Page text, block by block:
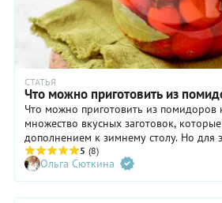
СТАТЬЯ
Что можно приготовить из
Что можно приготовить из помидоров
множество вкусных заготовок,
дополнением к зимнему столу. Но для
какие помидоры лучше подходят для
под рукой проверенные рецепты.
станут ярче благодаря пикантным
соусам вроде аджики и горлодера,
5 (8)
Ольга Сюткина